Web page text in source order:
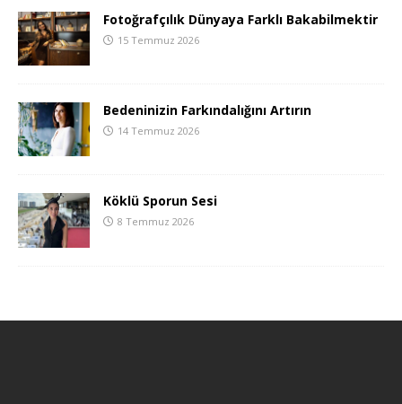
Fotoğrafçılık Dünyaya Farklı Bakabilmektir
15 Temmuz 2026
Bedeninizin Farkındalığını Artırın
14 Temmuz 2026
Köklü Sporun Sesi
8 Temmuz 2026